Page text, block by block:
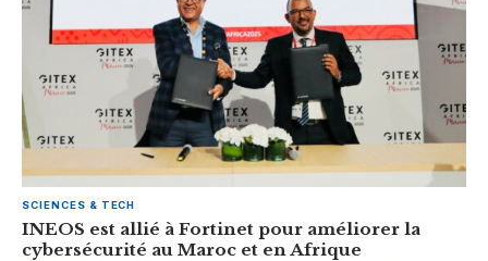
SCIENCES & TECH
INEOS est allié à Fortinet pour améliorer la
cybersécurité au Maroc et en Afrique